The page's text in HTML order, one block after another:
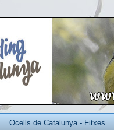
Ocells de Catalunya - Fitxes